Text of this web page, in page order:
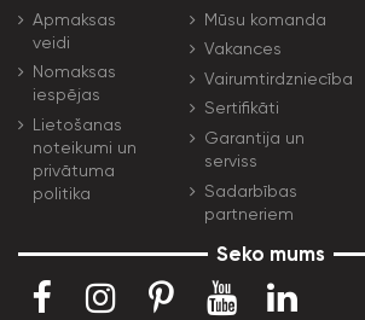
Apmaksas
veidi
Nomaksas
iespējas
Lietošanas
noteikumi un
privātuma
politika
Mūsu komanda
Vakances
Vairumtirdzniecība
Sertifikāti
Garantija un
serviss
Sadarbības
partneriem
Seko mums